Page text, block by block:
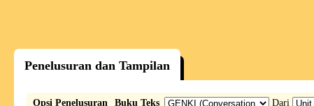
Penelusuran dan Tampilan
Opsi Penelusuran Buku Teks Dari